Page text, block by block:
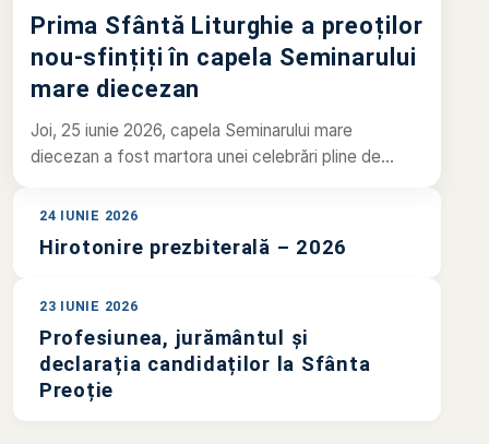
Prima Sfântă Liturghie a preoților
nou-sfințiți în capela Seminarului
mare diecezan
Joi, 25 iunie 2026, capela Seminarului mare
diecezan a fost martora unei celebrări pline de
24 IUNIE 2026
Hirotonire prezbiterală – 2026
23 IUNIE 2026
Profesiunea, jurământul și
declarația candidaților la Sfânta
Preoție